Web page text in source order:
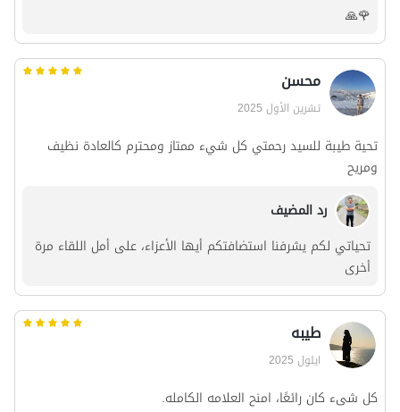
🌹🙏
محسن
تشرين الأول 2025
تحية طيبة للسيد رحمتي كل شيء ممتاز ومحترم كالعادة نظيف
ومريح
رد المضيف
تحياتي لكم يشرفنا استضافتكم أيها الأعزاء، على أمل اللقاء مرة
أخرى
طیبه
ايلول 2025
کل شیء کان رائعًا، امنح العلامه الکامله.